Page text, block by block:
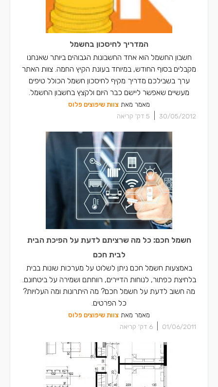
המדריך לחיסכון בחשמל
חשבון החשמל הוא אחד החשבונות הגבוהים ביותר שאנחנו
מקבלים בסוף החודש, במיוחד בעונת הקיץ החמה. צוות האתר
ערך בשבילכם מדריך מקיף לחיסכון חשמל הכולל טיפים
מעשיים שאפשר ליישם כבר היום ולקצץ בחשבון החשמל.
מאמר מאת צוות שיפוצים פלוס
30/05/2012
5 דק' קריאה
חשמל חכם: כל מה שרציתם לדעת על הפיכת הבית
לבית חכם
באמצעות חשמל חכם ניתן לשלוט על מערכות שונות בבית
בלחיצת כפתור, לנוחות הדיירים, רווחתם ושמירה על ביטחונם.
מה חשוב לדעת על חשמל חכם? מה היתרונות ומה העלויות?
כל הפרטים.
מאמר מאת צוות שיפוצים פלוס
01/06/2011
6 דק' קריאה